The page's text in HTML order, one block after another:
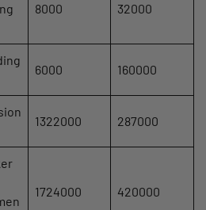
8000 32000
6000 160000
1322000 287000
1724000 420000